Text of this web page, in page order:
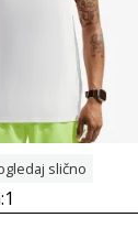
slično
1